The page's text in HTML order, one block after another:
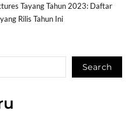
Tayang Tahun 2023: Daftar
Rilis Tahun Ini
Search